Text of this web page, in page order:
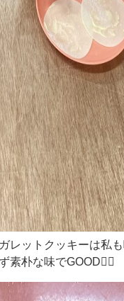
レットクッキーは私
素朴な味でGOOD👍🏻